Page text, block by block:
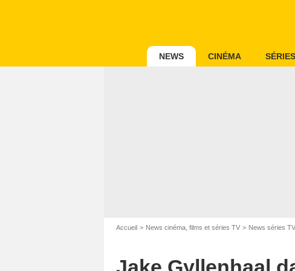
NEWS CINÉMA SÉRIES
Accueil News cinéma, films et séries TV News séries TV